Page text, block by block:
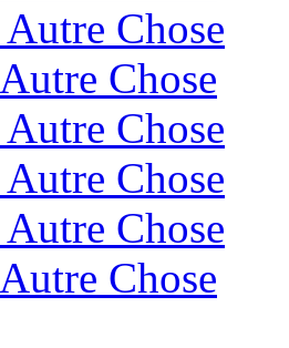
Chose
Chose
Chose
Chose
Chose
Chose